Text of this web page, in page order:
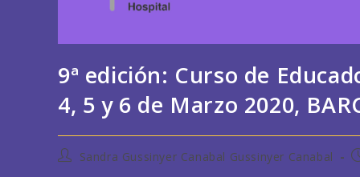
9ª edición: Curso de
4, 5 y 6 de Marzo 2020,
AutorSandra Gussinyer Canabal Gussinyer Canabal